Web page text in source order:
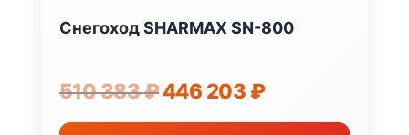
Снегоход SHARMAX SN-800
510 383₽ Первоначальная
составляла
446 203 ₽Текущая
446